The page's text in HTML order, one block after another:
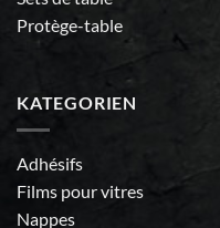
Protège-table
KATEGORIEN
Adhésifs
Films pour vitres
Nappes